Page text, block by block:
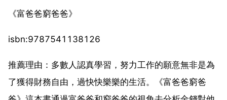
《富爸爸窮爸爸》
isbn:9787541138126
推薦理由：多數人認真學習，努力工作的願意無非是為
了獲得財務自由，過快快樂樂的生活。《富爸爸窮爸